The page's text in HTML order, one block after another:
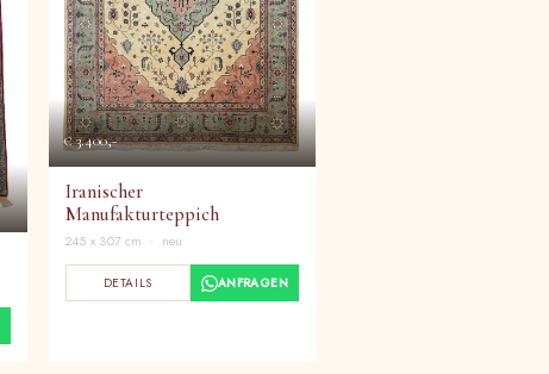
€ 3.400,-
Iranischer
Manufakturteppich
245 x 307 cm · neu
DETAILS ANFRAGEN